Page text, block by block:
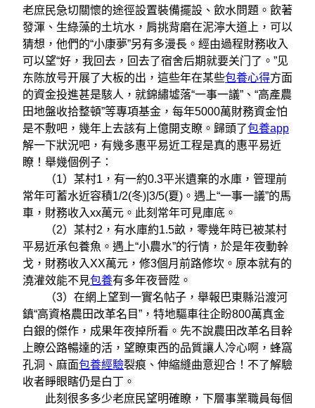
老庶民急切關懷的途徑設置裝備擺設、飲水問題。飲著
發渾、生綠藻的土坑水，肩挑背磨在泥濘大道上，可以
猜想，他們的“小康夢”另有多漫長。經由過程財務收入
可以望“好，我回去，回去了宿舍后期就要关门了。”见
东陈放号开展了大板的出，這些年在某些包養心得方面
的資金投進甚是駭人，就錦繡墟落“一事一議”、“高產農
田地盤收拾整頓”等專項基金，每年5000萬財務資金怕
是不敷吧，幾年上去該有上億開支瞭。歸頭了包養app
解一下狀況吧，有幾多惠平易近工程是真的惠平易近
瞭！舉幾個例子：
（1）某村1，有一約0.3平米遺棄的水庫，管理前
常年可蓄水近容積1/2(冬)|3/5(夏)。遇上“一事一議”的馬
車，財務收入xx萬元。此刻常年可見庫底。
（2）某村2，有水庫約1.5畝，零幾年時已被某村
平易近承包養魚。遇上“小農水”的行情，於是年夜動幹
戈，財務收入XX萬元，修3個月前路修坎。原本就有的
澆灌效能不見包養有多年夜晉陞。
（3）在網上望到一實名帖子，舉報巴東縣沿渡河
鎮“高資格農田改革名目”，特地驅車往企盼800萬真金
白銀的傑作，成果年夜掉所看。先不說農田改革名目幹
上瞭公路暢達的活，望瞭東西的品質讓人冷心啊，蜂窩
孔洞、麻面包養經驗裂痕、伸縮縫曲意迎合！不了解驗
收者睜眼瞎仍是白丁。
此刻很多多少老庶民望明確瞭，下層事業職員每個